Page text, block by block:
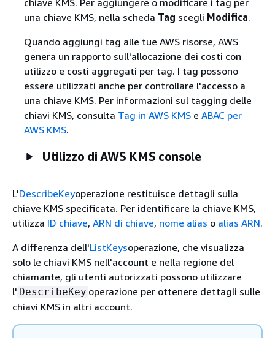
chiave KMS. Per aggiungere o modificare i tag per
una chiave KMS, nella scheda Tag scegli Modifica.
Quando aggiungi tag alle tue AWS risorse, AWS
genera un rapporto sull'allocazione dei costi con
utilizzo e costi aggregati per tag. I tag possono
essere utilizzati anche per controllare l'accesso a
una chiave KMS. Per informazioni sul tagging delle
chiavi KMS, consulta Tag in AWS KMSe ABAC per
AWS KMS.
Utilizzo di AWS KMS console
L'DescribeKeyoperazione restituisce dettagli sulla
chiave KMS specificata. Per identificare la chiave KMS,
utilizza ID chiave, ARN di chiave, nome alias o alias ARN.
A differenza dell'ListKeysoperazione, che visualizza
solo le chiavi KMS nell'account e nella regione del
chiamante, gli utenti autorizzati possono utilizzare
l' DescribeKey operazione per ottenere dettagli sulle
chiavi KMS in altri account.